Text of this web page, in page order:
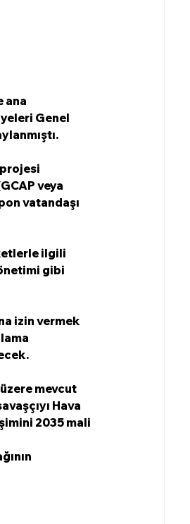
ana
Genel
veya
vatandaşı
ilgili
gibi
izin vermek
mevcut
Hava
2035 mali